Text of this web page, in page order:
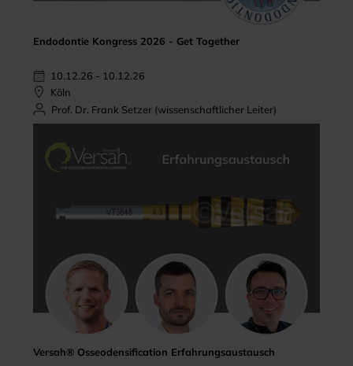
Endodontie Kongress 2026 - Get Together
10.12.26 - 10.12.26
Köln
Prof. Dr. Frank Setzer (wissenschaftlicher Leiter)
Versah® Osseodensification Erfahrungsaustausch